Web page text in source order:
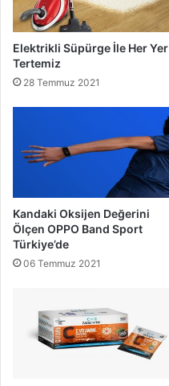
Elektrikli Süpürge İle Her Yer
Tertemiz
28 Temmuz 2021
Kandaki Oksijen Değerini
Ölçen OPPO Band Sport
Türkiye’de
06 Temmuz 2021